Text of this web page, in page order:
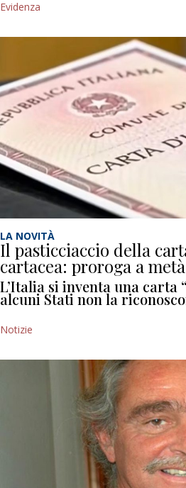
Evidenza
LA NOVITÀ
Il pasticciaccio della
cartacea: proroga a
L’Italia si inventa una carta
alcuni Stati non la
Notizie